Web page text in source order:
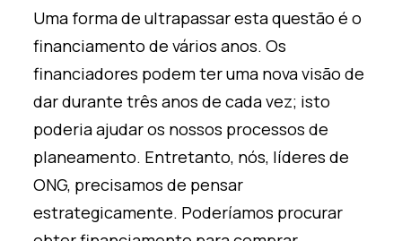
Uma forma de ultrapassar esta questão é o
financiamento de vários anos. Os
financiadores podem ter uma nova visão de
dar durante três anos de cada vez; isto
poderia ajudar os nossos processos de
planeamento. Entretanto, nós, líderes de
ONG, precisamos de pensar
estrategicamente. Poderíamos procurar